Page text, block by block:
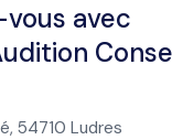
avec
54710 Ludres